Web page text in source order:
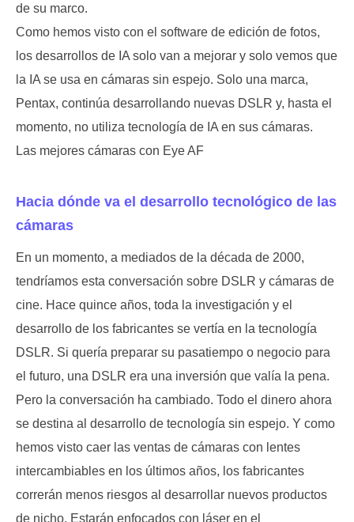
de su marco.
Como hemos visto con el software de edición de fotos,
los desarrollos de IA solo van a mejorar y solo vemos que
la IA se usa en cámaras sin espejo. Solo una marca,
Pentax, continúa desarrollando nuevas DSLR y, hasta el
momento, no utiliza tecnología de IA en sus cámaras.
Las mejores cámaras con Eye AF
Hacia dónde va el desarrollo tecnológico de las
cámaras
En un momento, a mediados de la década de 2000,
tendríamos esta conversación sobre DSLR y cámaras de
cine. Hace quince años, toda la investigación y el
desarrollo de los fabricantes se vertía en la tecnología
DSLR. Si quería preparar su pasatiempo o negocio para
el futuro, una DSLR era una inversión que valía la pena.
Pero la conversación ha cambiado. Todo el dinero ahora
se destina al desarrollo de tecnología sin espejo. Y como
hemos visto caer las ventas de cámaras con lentes
intercambiables en los últimos años, los fabricantes
correrán menos riesgos al desarrollar nuevos productos
de nicho. Estarán enfocados con láser en el